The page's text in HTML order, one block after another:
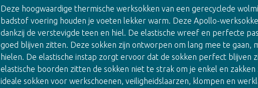
Deze hoogwaardige thermische werksokken van een gerecyclede
badstof voering houden je voeten lekker warm. Deze Apollo-
dankzij de verstevigde teen en hiel. De elastische wreef en perfecte
goed blijven zitten. Deze sokken zijn ontworpen om lang mee te gaan,
hielen. De elastische instap zorgt ervoor dat de sokken perfect blijven
elastische boorden zitten de sokken niet te strak om je enkel en
ideale sokken voor werkschoenen, veiligheidslaarzen, klompen en